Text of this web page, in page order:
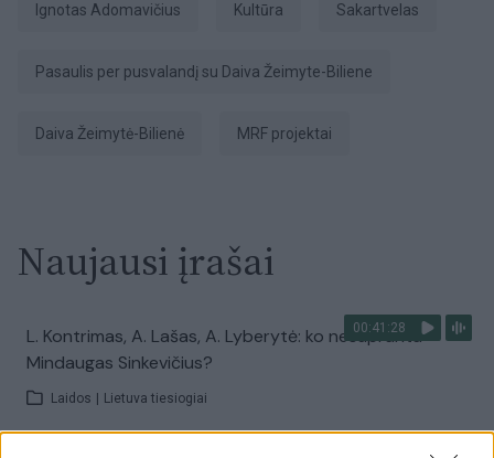
Ignotas Adomavičius Kultūra Sakartvelas
Pasaulis per pusvalandį su Daiva Žeimyte-Biliene
Daiva Žeimytė-Bilienė MRF projektai
Naujausi įrašai
00:41:28
L. Kontrimas, A. Lašas, A. Lyberytė: ko nesupranta
Mindaugas Sinkevičius?
Laidos Lietuva tiesiogiai